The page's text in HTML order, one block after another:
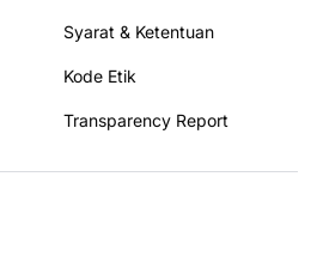
Syarat & Ketentuan
Kode Etik
Transparency Report